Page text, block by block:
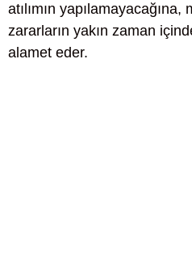
atılımın
zararların yakın zaman
alamet eder.